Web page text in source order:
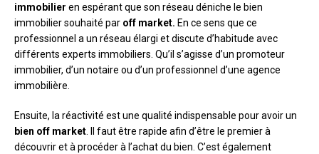
immobilier en espérant que son réseau déniche le bien
immobilier souhaité par off market. En ce sens que ce
professionnel a un réseau élargi et discute d’habitude avec
différents experts immobiliers. Qu’il s’agisse d’un promoteur
immobilier, d’un notaire ou d’un professionnel d’une agence
immobilière.
Ensuite, la réactivité est une qualité indispensable pour avoir un
bien off market . Il faut être rapide afin d’être le premier à
découvrir et à procéder à l’achat du bien. C’est également